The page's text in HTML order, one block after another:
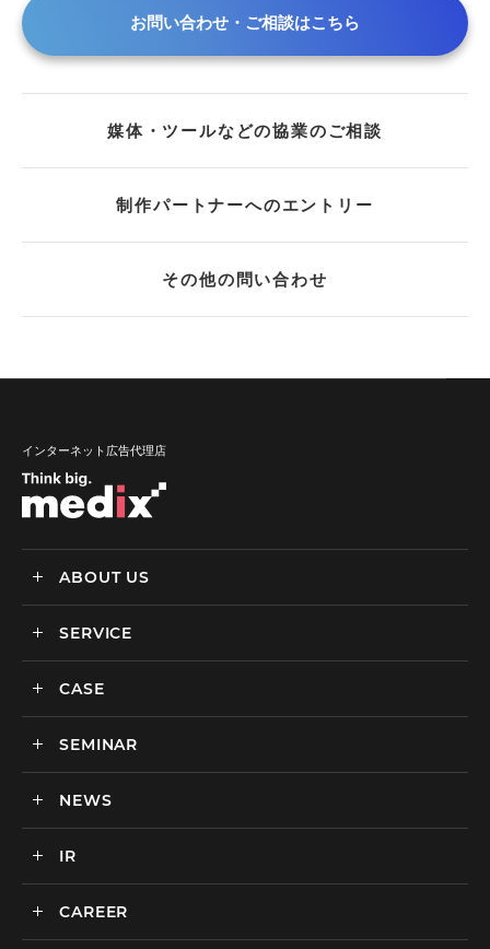
お問い合わせ・ご相談はこちら
媒体・ツールなどの協業のご相談
制作パートナーへのエントリー
その他の問い合わせ
インターネット広告代理店
ABOUT US
メディックスについて
ごあいさつ
SERVICE
サービス
BtoCマーケティング支援
海外マーケティング支援
CASE
実績・事例
SEMINAR
セミナー一覧
NEWS
ニュース一覧
IR
IR情報
CAREER